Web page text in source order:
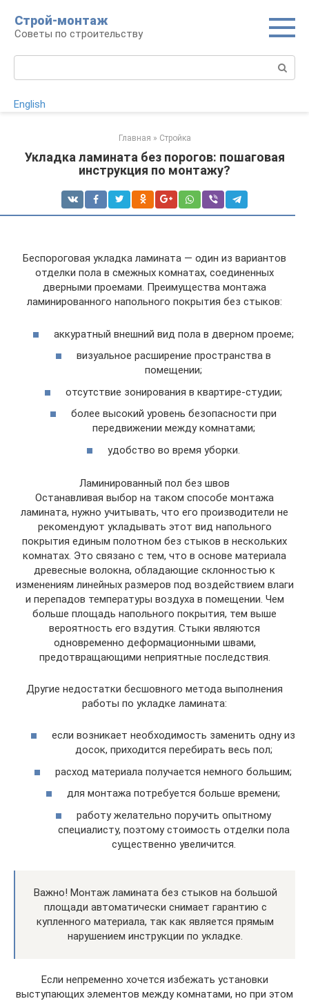
контенту
Строй-монтаж
Советы по строительству
English
Главная » Стройка
Укладка ламината без порогов: пошаговая
инструкция по монтажу?
Беспороговая укладка ламината — один из вариантов
отделки пола в смежных комнатах, соединенных
дверными проемами. Преимущества монтажа
ламинированного напольного покрытия без стыков:
аккуратный внешний вид пола в дверном проеме;
визуальное расширение пространства в
помещении;
отсутствие зонирования в квартире-студии;
более высокий уровень безопасности при
передвижении между комнатами;
удобство во время уборки.
Ламинированный пол без швов
Останавливая выбор на таком способе монтажа
ламината, нужно учитывать, что его производители не
рекомендуют укладывать этот вид напольного
покрытия единым полотном без стыков в нескольких
комнатах. Это связано с тем, что в основе материала
древесные волокна, обладающие склонностью к
изменениям линейных размеров под воздействием влаги
и перепадов температуры воздуха в помещении. Чем
больше площадь напольного покрытия, тем выше
вероятность его вздутия. Стыки являются
одновременно деформационными швами,
предотвращающими неприятные последствия.
Другие недостатки бесшовного метода выполнения
работы по укладке ламината:
если возникает необходимость заменить одну из
досок, приходится перебирать весь пол;
расход материала получается немного большим;
для монтажа потребуется больше времени;
работу желательно поручить опытному
специалисту, поэтому стоимость отделки пола
существенно увеличится.
Важно! Монтаж ламината без стыков на большой
площади автоматически снимает гарантию с
купленного материала, так как является прямым
нарушением инструкции по укладке.
Если непременно хочется избежать установки
выступающих элементов между комнатами, но при этом